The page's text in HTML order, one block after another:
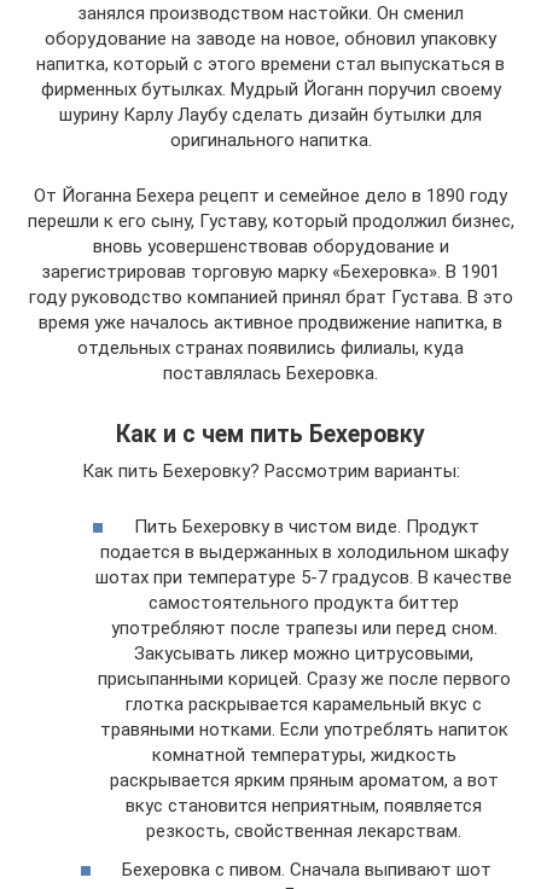
занялся производством настойки. Он сменил
оборудование на заводе на новое, обновил упаковку
напитка, который с этого времени стал выпускаться в
фирменных бутылках. Мудрый Йоганн поручил своему
шурину Карлу Лаубу сделать дизайн бутылки для
оригинального напитка.
От Йоганна Бехера рецепт и семейное дело в 1890 году
перешли к его сыну, Густаву, который продолжил бизнес,
вновь усовершенствовав оборудование и
зарегистрировав торговую марку «Бехеровка». В 1901
году руководство компанией принял брат Густава. В это
время уже началось активное продвижение напитка, в
отдельных странах появились филиалы, куда
поставлялась Бехеровка.
Как и с чем пить Бехеровку
Как пить Бехеровку? Рассмотрим варианты:
Пить Бехеровку в чистом виде. Продукт
подается в выдержанных в холодильном шкафу
шотах при температуре 5-7 градусов. В качестве
самостоятельного продукта биттер
употребляют после трапезы или перед сном.
Закусывать ликер можно цитрусовыми,
присыпанными корицей. Сразу же после первого
глотка раскрывается карамельный вкус с
травяными нотками. Если употреблять напиток
комнатной температуры, жидкость
раскрывается ярким пряным ароматом, а вот
вкус становится неприятным, появляется
резкость, свойственная лекарствам.
Бехеровка с пивом. Сначала выпивают шот